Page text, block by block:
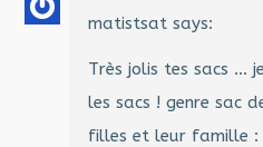
matistsat says:
Très jolis tes sacs …
les sacs ! genre sac
filles et leur famille